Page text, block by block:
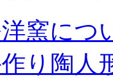
窯につ
り陶人